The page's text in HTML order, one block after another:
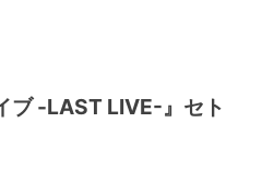
ブ -LAST LIVE-』セト